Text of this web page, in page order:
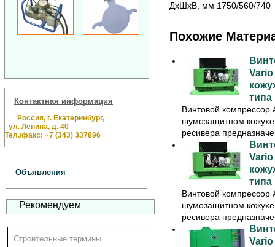
Контактная информация
Россия, г. Екатеринбург,
ул. Ленина, д. 40
Тел./факс: +7 (343) 337896
Объявления
Рекомендуем
Строительные термины
ДхШхВ, мм 1750/560/740
Похожие
типа
Винтовой компрессор
шумозащитном
ресивера
типа
Винтовой компрессор
шумозащитном
ресивера